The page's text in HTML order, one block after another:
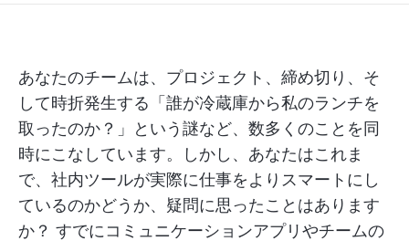
あなたのチームは、プロジェクト、締め切り、そ
して時折発生する「誰が冷蔵庫から私のランチを
取ったのか？」という謎など、数多くのことを同
時にこなしています。しかし、あなたはこれま
で、社内ツールが実際に仕事をよりスマートにし
ているのかどうか、疑問に思ったことはあります
か？ すでにコミュニケーションアプリやチームの